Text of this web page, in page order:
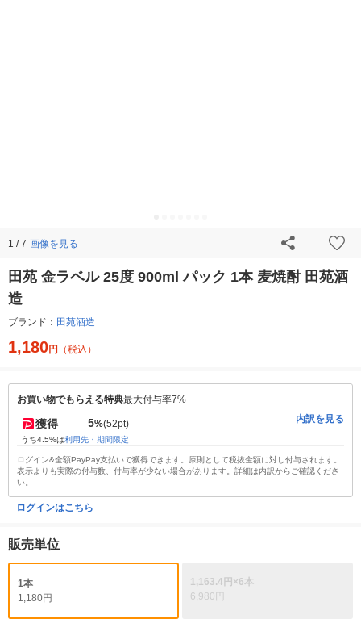
1 / 7 画像を見る
田苑 金ラベル 25度 900ml パック 1本 麦焼酎 田苑酒
造
ブランド： 田苑酒造
1,180円 （税込）
お買い物でもらえる特典最大付与率7%
獲得 5%(52pt)
うち4.5%は利用先・期間限定
内訳を見る
ログイン&全額PayPay支払いで獲得できます。原則として税抜金額に対し付与されます。
表示よりも実際の付与数、付与率が少ない場合があります。詳細は内訳からご確認くださ
い。
ログインはこちら
販売単位
1本
1,180円
1,163.4円×6本
6,980円